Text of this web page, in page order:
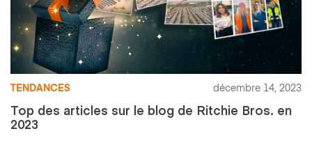
TENDANCES décembre 14, 2023
Top des articles sur le blog de Ritchie Bros. en
2023